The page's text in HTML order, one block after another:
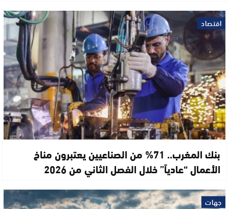
اقتصاد
بنك المغرب.. 71% من الصناعيين يعتبرون مناخ
الأعمال “عادياً” خلال الفصل الثاني من 2026
جهات